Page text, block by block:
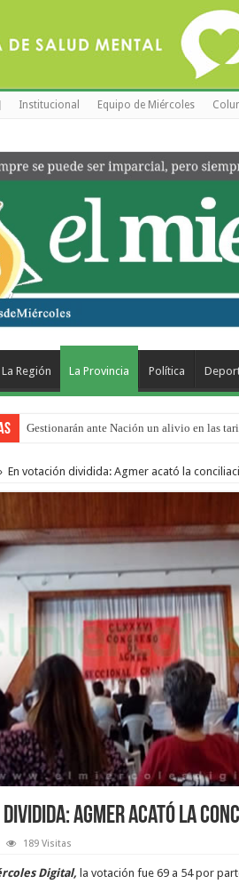
Institucional Equipo de Miércoles
La Región La Provincia Política
Gestionarán ante Nación un alivio en las
La media sanción a la ley de Inviolabilidad
En votación dividida: Agmer acató la
dividida: Agmer acató la
189 Visitas
Digital, la votación fue 69 a 54 por